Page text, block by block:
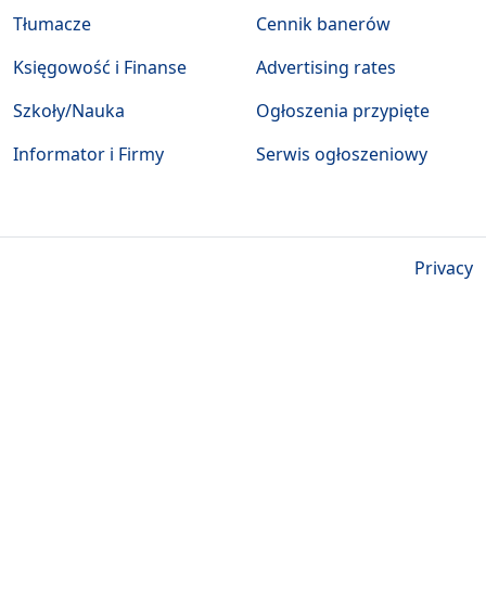
Tłumacze
Księgowość i Finanse
Szkoły/Nauka
Informator i Firmy
Cennik banerów
Advertising rates
Ogłoszenia przypięte
Serwis ogłoszeniowy
Privacy